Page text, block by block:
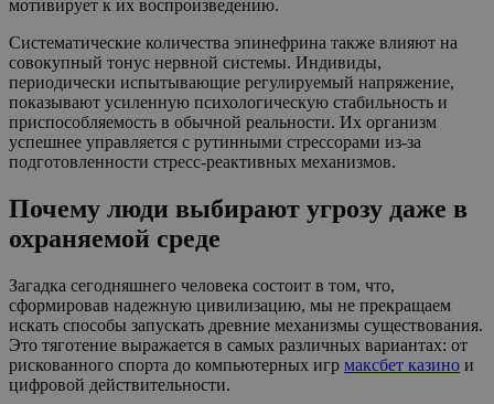
мотивирует к их воспроизведению.
Систематические количества эпинефрина также влияют на
совокупный тонус нервной системы. Индивиды,
периодически испытывающие регулируемый напряжение,
показывают усиленную психологическую стабильность и
приспособляемость в обычной реальности. Их организм
успешнее управляется с рутинными стрессорами из-за
подготовленности стресс-реактивных механизмов.
Почему люди выбирают угрозу даже в
охраняемой среде
Загадка сегодняшнего человека состоит в том, что,
сформировав надежную цивилизацию, мы не прекращаем
искать способы запускать древние механизмы существования.
Это тяготение выражается в самых различных вариантах: от
рискованного спорта до компьютерных игр максбет казино и
цифровой действительности.